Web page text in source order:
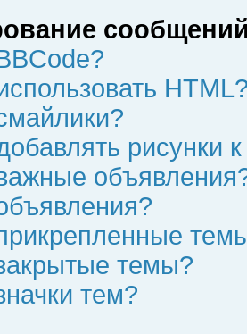
рисунки
темы?
тем?